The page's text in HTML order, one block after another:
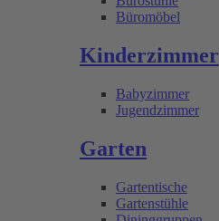
Büromöbel
Kinderzimmer
Babyzimmer
Jugendzimmer
Garten
Gartentische
Gartenstühle